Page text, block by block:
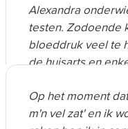
Alexandra
testen. Zodoende
bloeddruk veel te
de huisarts en
werken aan mijn
een plan
Beide doelen zijn
Op het moment
m'n vel zat' en ik